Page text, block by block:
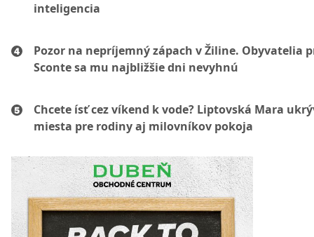
inteligencia
Pozor na nepríjemný zápach v Žiline. Obyvatelia
Sconte sa mu najbližšie dni nevyhnú
Chcete ísť cez víkend k vode? Liptovská Mara
miesta pre rodiny aj milovníkov pokoja